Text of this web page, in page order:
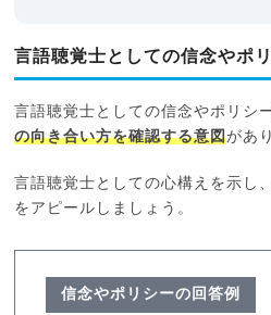
言語聴覚士としての信念やポ
言語聴覚士としての信念やポリシ
の向き合い方を確認する意図があ
言語聴覚士としての心構えを示し
をアピールしましょう。
信念やポリシーの回答例